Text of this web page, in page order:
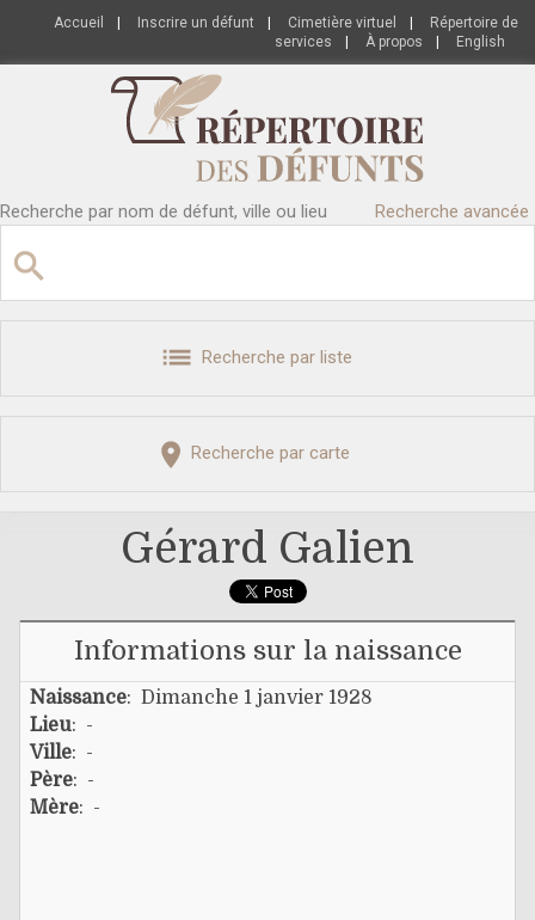
Accueil Inscrire un défunt Cimetière virtuel
Répertoire de
services
À propos English
Recherche par nom de défunt, ville ou lieu Recherche avancée
Recherche par liste
Recherche par carte
Gérard Galien
Informations sur la naissance
Naissance: Dimanche 1 janvier 1928
Lieu: -
Ville: -
Père: -
Mère: -